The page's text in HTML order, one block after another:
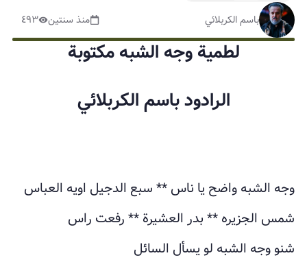
باسم الكربلائي منذ سنتين ٤٩٣
لطمية وجه الشبه مكتوبة
الرادود باسم الكربلائي
وجه الشبه واضح يا ناس ** سبع الدجيل اويه العباس
شمس الجزيره ** بدر العشيرة ** رفعت راس
شنو وجه الشبه لو يسأل السائل